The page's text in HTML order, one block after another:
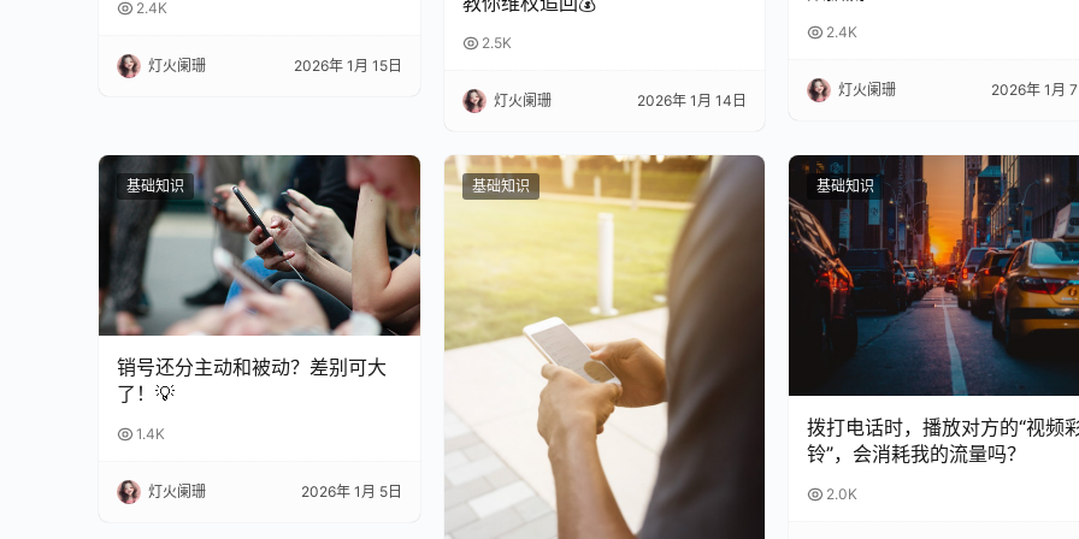
2.4K
灯火阑珊 2026年 1月 15日
2.5K
灯火阑珊 2026年 1月 14日
2.4K
灯火阑珊 2026年 1月
基础知识
销号还分主动和被动？差别可大
了！💡
1.4K
灯火阑珊 2026年 1月 5日
基础知识 基础知识
拨打电话时，播放对方的“视频
铃”，会消耗我的流量吗？
2.0K